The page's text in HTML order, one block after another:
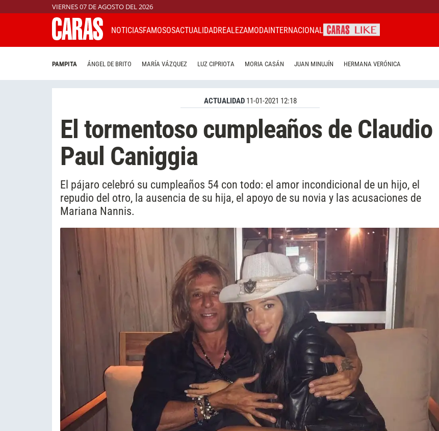
VIERNES 07 DE AGOSTO DEL 2026
NOTICIASFAMOSOSACTUALIDADREALEZAMODAINTERNACIONAL
PAMPITA ÁNGEL DE BRITO MARÍA VÁZQUEZ LUZ CIPRIOTA MORIA CASÁN JUAN MINUJÍN HERMANA VERÓNICA
ACTUALIDAD 11-01-2021 12:18
El tormentoso cumpleaños de Claudio
Paul Caniggia
El pájaro celebró su cumpleaños 54 con todo: el amor incondicional de un hijo, el
repudio del otro, la ausencia de su hija, el apoyo de su novia y las acusaciones de
Mariana Nannis.